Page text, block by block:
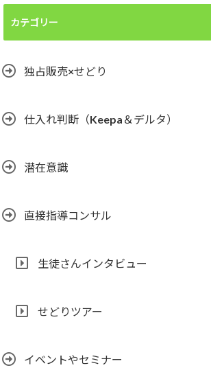
カテゴリー
独占販売×せどり
仕入れ判断（Keepa＆デルタ）
潜在意識
直接指導コンサル
生徒さんインタビュー
せどりツアー
イベントやセミナー